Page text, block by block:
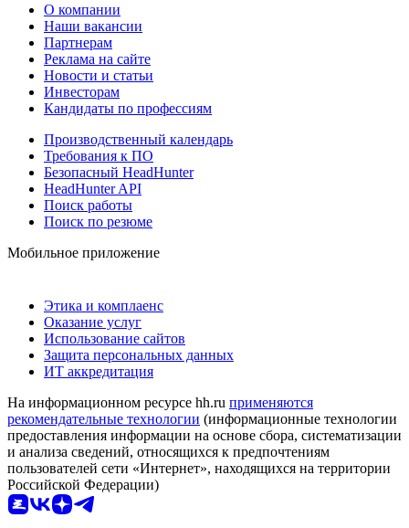
О компании
Наши вакансии
Партнерам
Реклама на сайте
Новости и статьи
Инвесторам
Кандидаты по профессиям
Производственный календарь
Требования к ПО
Безопасный HeadHunter
HeadHunter API
Поиск работы
Поиск по резюме
Мобильное приложение
Этика и комплаенс
Оказание услуг
Использование сайтов
Защита персональных данных
ИТ аккредитация
На информационном ресурсе hh.ru применяются
рекомендательные технологии (информационные технологии
предоставления информации на основе сбора, систематизации
и анализа сведений, относящихся к предпочтениям
пользователей сети «Интернет», находящихся на территории
Российской Федерации)